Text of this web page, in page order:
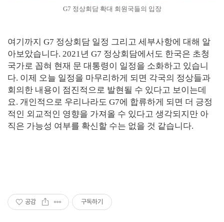
G7 정상회담 확대 회원국들의 입장
여기까지 G7 정상회담 일정 그리고 세부사항에 대해 알
아보았습니다. 2021년 G7 정상회담에서도 한국은 초청
국가로 꼽혀 현재 문 대통령이 일정을 소화하고 있습니
다. 이제 오늘 일정을 마무리하게 되면 각국의 정상들과
회의한 내용이 점진적으로 발현될 수 있다고 보이는데
요. 개인적으로 우리나라도 G7에 합류하게 되면 더 긍정
적인 외교적인 영향을 가져올 수 있다고 생각되지만 아
직은 가능성 여부를 확신할 수는 없을 것 같습니다.
공감 구독하기